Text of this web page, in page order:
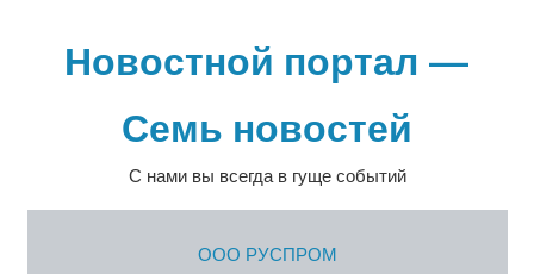
содержимомуНовостной портал —
Семь новостей
С нами вы всегда в гуще событий
ООО РУСПРОМ